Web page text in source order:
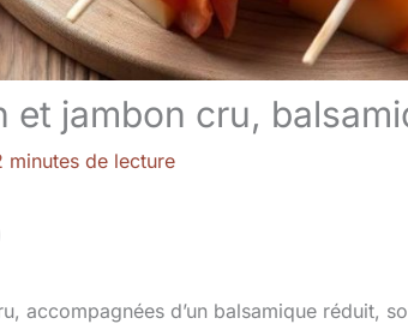
et jambon cru,
minutes de lecture
accompagnées d’un balsamique réduit,